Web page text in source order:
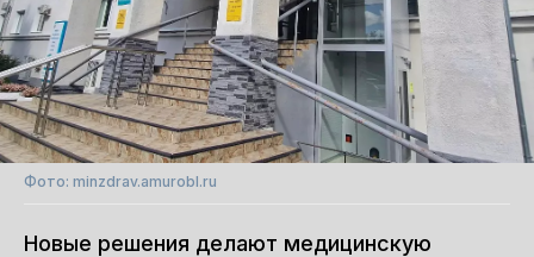
Фото: minzdrav.amurobl.ru
Новые решения делают медицинскую